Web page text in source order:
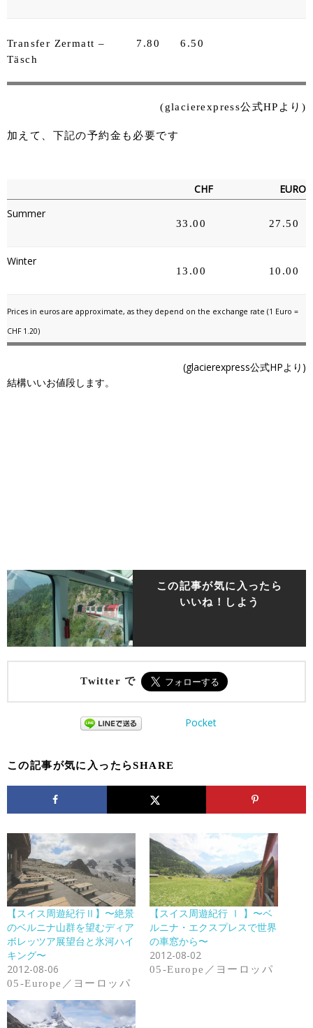
Transfer Zermatt –
Täsch
7.80 6.50
(glacierexpress公式HPより)
加えて、下記の予約金も必要です
CHF
EURO
Summer
33.00 27.50
Winter
13.00 10.00
Prices in euros are approximate, as they depend on the exchange rate (1 Euro =
CHF 1.20)
(glacierexpress公式HPより)
結構いいお値段します。
この記事が気に入ったら
いいね！しよう
Twitter で
Pocket
この記事が気に入ったらSHARE
【スイス周遊紀行Ⅱ】〜絶景
のベルニナ山群を望むディア
ボレッツア展望台と氷河ハイ
キング〜
2012-08-06
05-Europe／ヨーロッパ
【スイス周遊紀行 Ⅰ 】〜ベ
ルニナ・エクスプレスで世界
の車窓から〜
2012-08-02
05-Europe／ヨーロッパ